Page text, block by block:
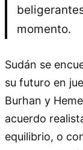
momento.
Sudán se
su futuro en
Burhan y
acuerdo
equilibrio, o